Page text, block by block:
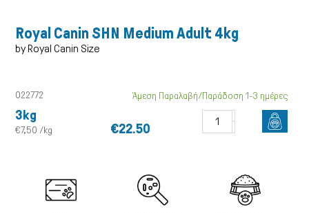
Royal Canin SHN Medium Adult 4kg
by Royal Canin Size
3kg
€7,50 /kg
022772 Άμεση Παραλαβή/Παράδοση 1-3 ημέρες
€22.50